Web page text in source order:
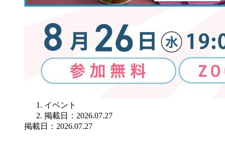
イベント
掲載日：2026.07.27
掲載日：2026.07.27